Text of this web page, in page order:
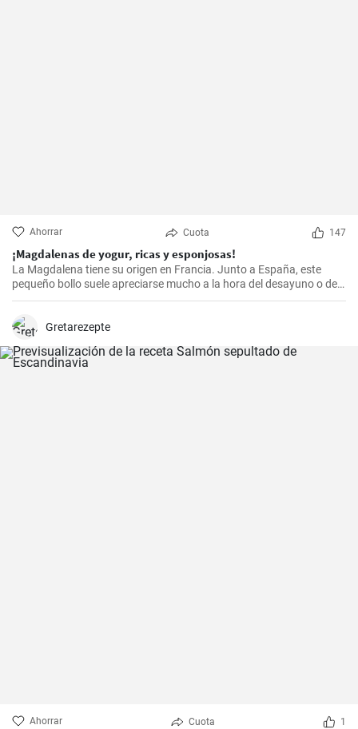
Ahorrar Cuota 147
¡Magdalenas de yogur, ricas y esponjosas!
La Magdalena tiene su origen en Francia. Junto a España, este
pequeño bollo suele apreciarse mucho a la hora del desayuno o de
la merienda. ¡Con la receta que os propongo hoy, vuestras
Gretarezepte
Ahorrar Cuota 1